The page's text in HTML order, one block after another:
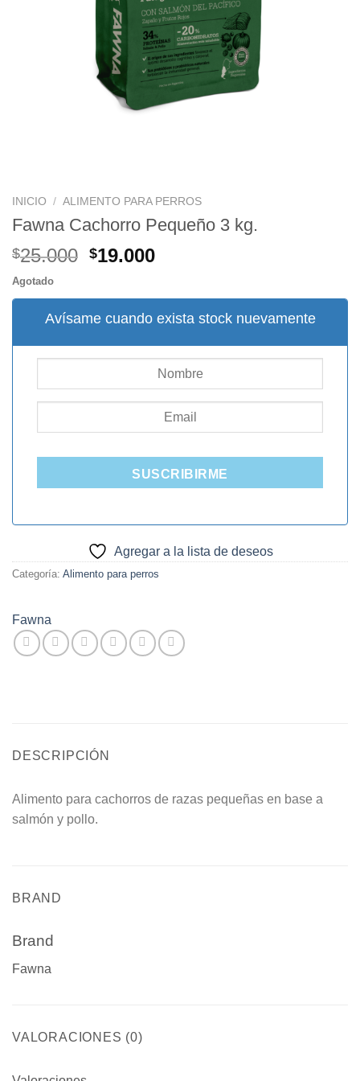
INICIO / ALIMENTO PARA PERROS
Fawna Cachorro Pequeño 3 kg.
$25.000 El
original
era:
$19.000El
actual
es:
Agotado
Avísame cuando exista stock nuevamente
SUSCRIBIRME
Agregar a la lista de deseos
Categoría: Alimento para perros
Fawna
DESCRIPCIÓN
Alimento para cachorros de razas pequeñas en base a
salmón y pollo.
BRAND
Brand
Fawna
VALORACIONES (0)